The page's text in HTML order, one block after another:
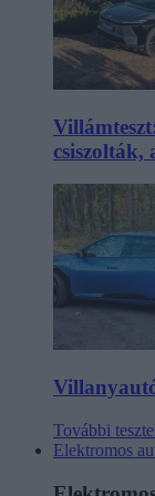
csiszolták,
További
Elektromos